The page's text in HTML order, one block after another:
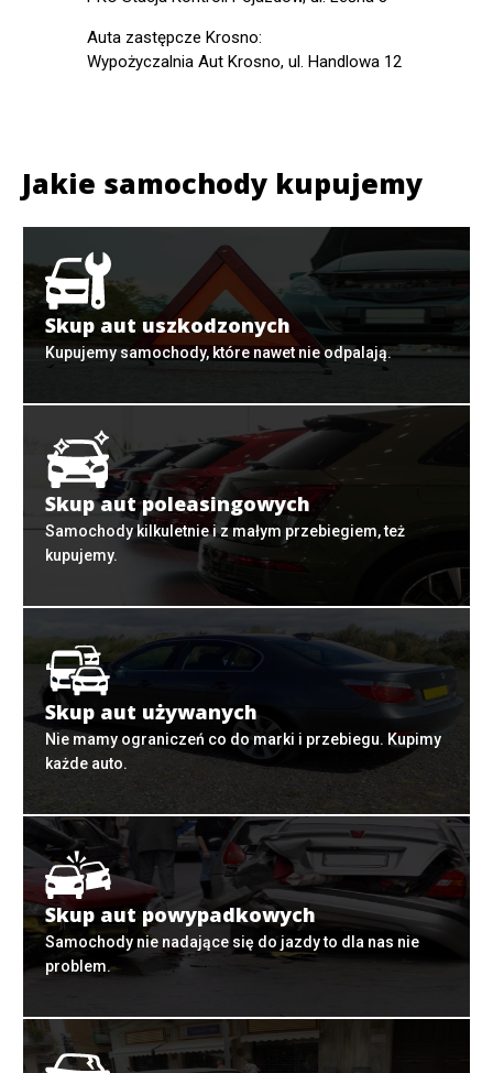
Auta zastępcze Krosno:
Wypożyczalnia Aut Krosno, ul. Handlowa 12
Jakie samochody kupujemy
Skup aut uszkodzonych
Kupujemy samochody, które nawet nie odpalają.
Skup aut poleasingowych
Samochody kilkuletnie i z małym przebiegiem, też
kupujemy.
Skup aut używanych
Nie mamy ograniczeń co do marki i przebiegu. Kupimy
każde auto.
Skup aut powypadkowych
Samochody nie nadające się do jazdy to dla nas nie
problem.